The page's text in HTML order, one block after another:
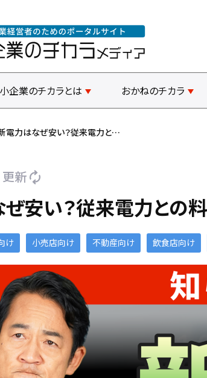
企業のチカラとは おかねのチカラ
電力はなぜ安い？従来電力と…
新
安い？従来電力との
け 小売店向け 不動産向け 飲食店向け